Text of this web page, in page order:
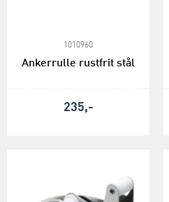
1010960
Ankerrulle rustfrit stål
235,-